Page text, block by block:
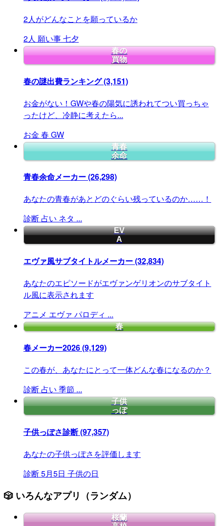
2人がどんなことを願っているか
2人 願い事七夕
春の
買物
春の謎出費ランキング(3,151)
お金がない！GWや春の陽気に誘われてつい買っちゃ
ったけど、冷静に考えたら...
お金 春 GW
青春
余命
青春余命メーカー(26,298)
あなたの青春があとどのぐらい残っているのか……！
診断 占い ネタ ...
EV
A
エヴァ風サブタイトルメーカー(32,834)
あなたのエピソードがエヴァンゲリオンのサブタイト
ル風に表示されます
アニメ エヴァ パロディ ...
春
春メーカー2026(9,129)
この春が、あなたにとって一体どんな春になるのか？
診断 占い 季節 ...
子供
っぽ
子供っぽさ診断(97,357)
あなたの子供っぽさを評価します
診断5月5日 子供の日
🎲 いろんなアプリ（ランダム）
桜蘭